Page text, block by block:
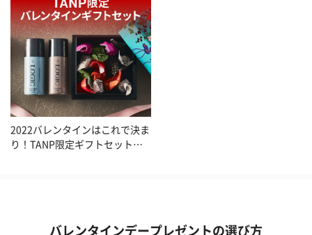
2022バレンタインはこれで決ま
り！TANP限定ギフトセット特
バレンタインデープレゼントの選び方